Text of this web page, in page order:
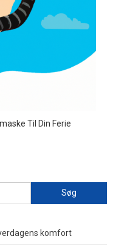
Til Din Ferie
Søg
komfort